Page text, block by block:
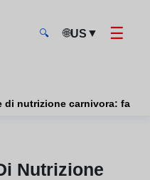
🔍 🌐US ▼ ☰
di nutrizione carnivora: fa
Nutrizione